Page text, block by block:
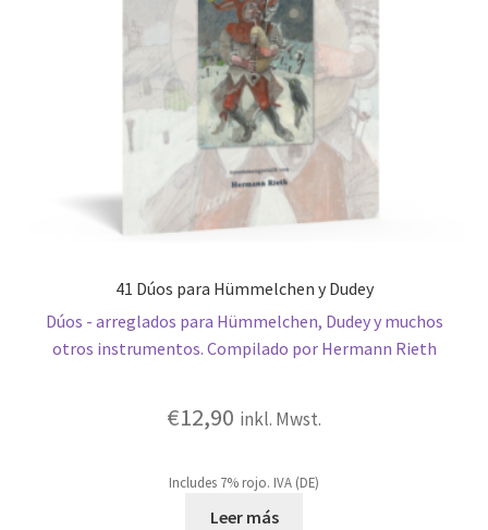
41 Dúos para Hümmelchen y Dudey
Dúos - arreglados para Hümmelchen, Dudey y muchos
otros instrumentos. Compilado por Hermann Rieth
€12,90 inkl. Mwst.
Includes 7% rojo. IVA (DE)
Leer más